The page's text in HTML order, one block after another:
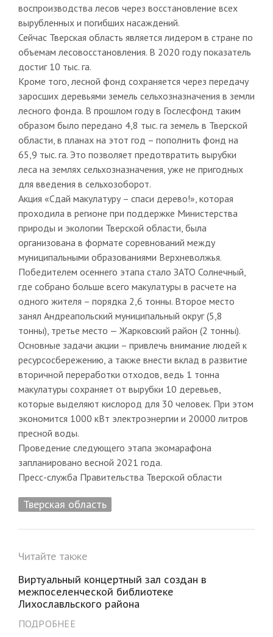
воспроизводства лесов через восстановление всех
вырубленных и погибших насаждений.
Сейчас Тверская область является лидером в стране по
объемам лесовосстановления. В 2020 году показатель
достиг 10 тыс. га.
Кроме того, лесной фонд сохраняется через передачу
заросших деревьями земель сельхозназначения в земли
лесного фонда. В прошлом году в Гослесфонд таким
образом было передано 4,8 тыс. га земель в Тверской
области, в планах на этот год – пополнить фонд на
65,9 тыс. га. Это позволяет предотвратить вырубки
леса на землях сельхозназначения, уже не пригодных
для введения в сельхозоборот.
Акция «Сдай макулатуру – спаси дерево!», которая
проходила в регионе при поддержке Министерства
природы и экологии Тверской области, была
организована в формате соревнований между
муниципальными образованиями Верхневолжья.
Победителем осеннего этапа стало ЗАТО Солнечный,
где собрано больше всего макулатуры в расчете на
одного жителя – порядка 2,6 тонны. Второе место
занял Андреапольский муниципальный округ (5,8
тонны), третье место — Жарковский район (2 тонны).
Основные задачи акции – привлечь внимание людей к
ресурсосбережению, а также внести вклад в развитие
вторичной переработки отходов, ведь 1 тонна
макулатуры сохраняет от вырубки 10 деревьев,
которые выделяют кислород для 30 человек. При этом
экономится 1000 кВт электроэнергии и 20000 литров
пресной воды.
Проведение следующего этапа экомарафона
запланировано весной 2021 года.
Пресс-служба Правительства Тверской области
Тверская область
Читайте также
Виртуальный концертный зал создан в
межпоселенческой библиотеке
Лихославльского района
ПОДРОБНЕЕ